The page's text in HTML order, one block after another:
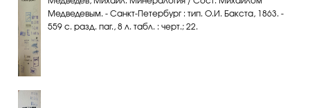
Медведевым. - Санкт-Петербург : тип. О.И. Бакста, 1863. -
559 с. разд. паг., 8 л. табл. : черт.; 22.